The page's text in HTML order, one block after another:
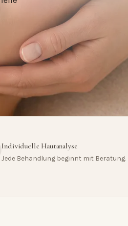
Individuelle Hautanalyse
Jede Behandlung beginnt mit Beratung.